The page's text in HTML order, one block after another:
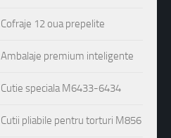
Cofraje 12 oua prepelite
Ambalaje premium inteligente
Cutie speciala M6433-6434
Cutii pliabile pentru torturi M856